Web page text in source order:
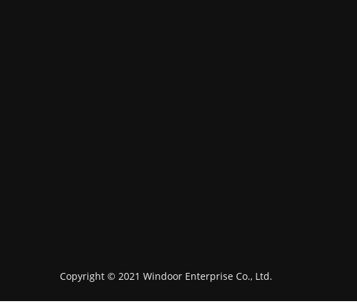
Copyright © 2021 Windoor Enterprise Co., Ltd.